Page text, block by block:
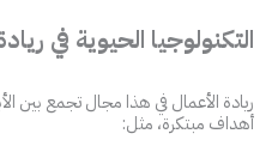
التكنولوجيا الحيوية في
ريادة الأعمال في هذا مجال تجمع بين
أهداف مبتكرة، مثل: